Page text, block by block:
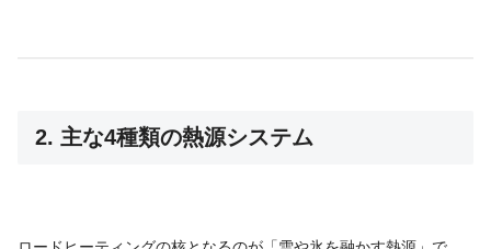
2. 主な4種類の熱源システム